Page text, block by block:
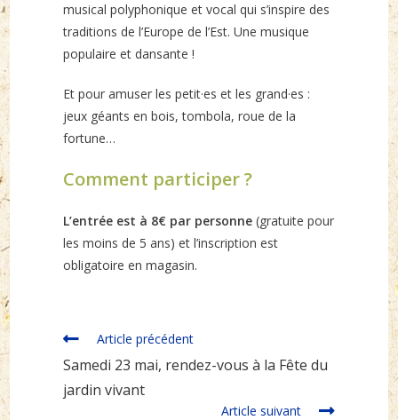
musical polyphonique et vocal qui s’inspire des
traditions de l’Europe de l’Est. Une musique
populaire et dansante !
Et pour amuser les petit·es et les grand·es :
jeux géants en bois, tombola, roue de la
fortune…
Comment participer ?
L’entrée est à 8€ par personne (gratuite pour
les moins de 5 ans) et l’inscription est
obligatoire en magasin.
Read
articles
Article précédent
Samedi 23 mai, rendez-vous à la Fête du
jardin vivant
Article suivant